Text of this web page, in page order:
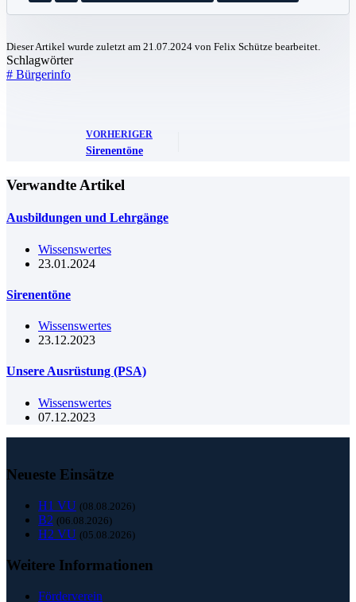
Dieser Artikel wurde zuletzt am 21.07.2024 von Felix Schütze bearbeitet.
Schlagwörter
# Bürgerinfo
VORHERIGER
Sirenentöne
Verwandte Artikel
Ausbildungen und Lehrgänge
Wissenswertes
23.01.2024
Sirenentöne
Wissenswertes
23.12.2023
Unsere Ausrüstung (PSA)
Wissenswertes
07.12.2023
Neueste Einsätze
H1 VU (08.08.2026)
B2 (06.08.2026)
H2 VU (05.08.2026)
Weitere Informationen
Förderverein